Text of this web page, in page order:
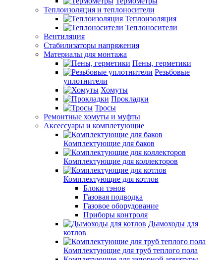
Теплоизоляция и теплоносители
Теплоизоляция
Теплоносители
Вентиляция
Стабилизаторы напряжения
Материалы для монтажа
Пены, герметики
Резьбовые
уплотнители
Хомуты
Прокладки
Тросы
Ремонтные хомуты и муфты
Аксессуары и комплетующие
Комплектующие для баков
Комплектующие для коллекторов
Комплектующие для котлов
Блоки тэнов
Газовая подводка
Газовое оборудование
Приборы контроля
Дымоходы для
котлов
Комплектующие для труб теплого пола